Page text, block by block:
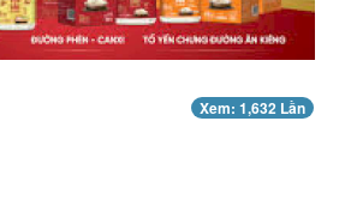
Xem: 1,632 Lần